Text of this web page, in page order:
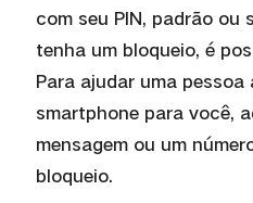
com seu PIN, padrão ou
tenha um bloqueio,é
Para ajudar uma pessoa
smartphone para você,
mensagem ou um nú
bloqueio.